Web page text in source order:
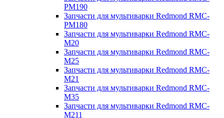
PM190
Запчасти для мультиварки Redmond RMC-
PM180
Запчасти для мультиварки Redmond RMC-
M20
Запчасти для мультиварки Redmond RMC-
M25
Запчасти для мультиварки Redmond RMC-
M21
Запчасти для мультиварки Redmond RMC-
M35
Запчасти для мультиварки Redmond RMC-
M211